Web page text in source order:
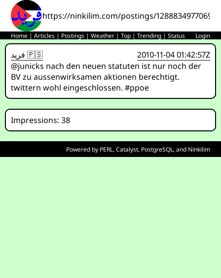
https://ninkilim.com/postings/
Home |Articles | Postings |Weather |Top |Trending |Status Login
فريد 🇵🇸
2010-11-04 01:42:57Z
@junicks nach den neuen statuten ist nur noch der
BV zu aussenwirksamen aktionen berechtigt.
twittern wohl eingeschlossen. #ppoe
Impressions: 38
Powered by PERL,Catalyst, PostgreSQL, and Ninkilim